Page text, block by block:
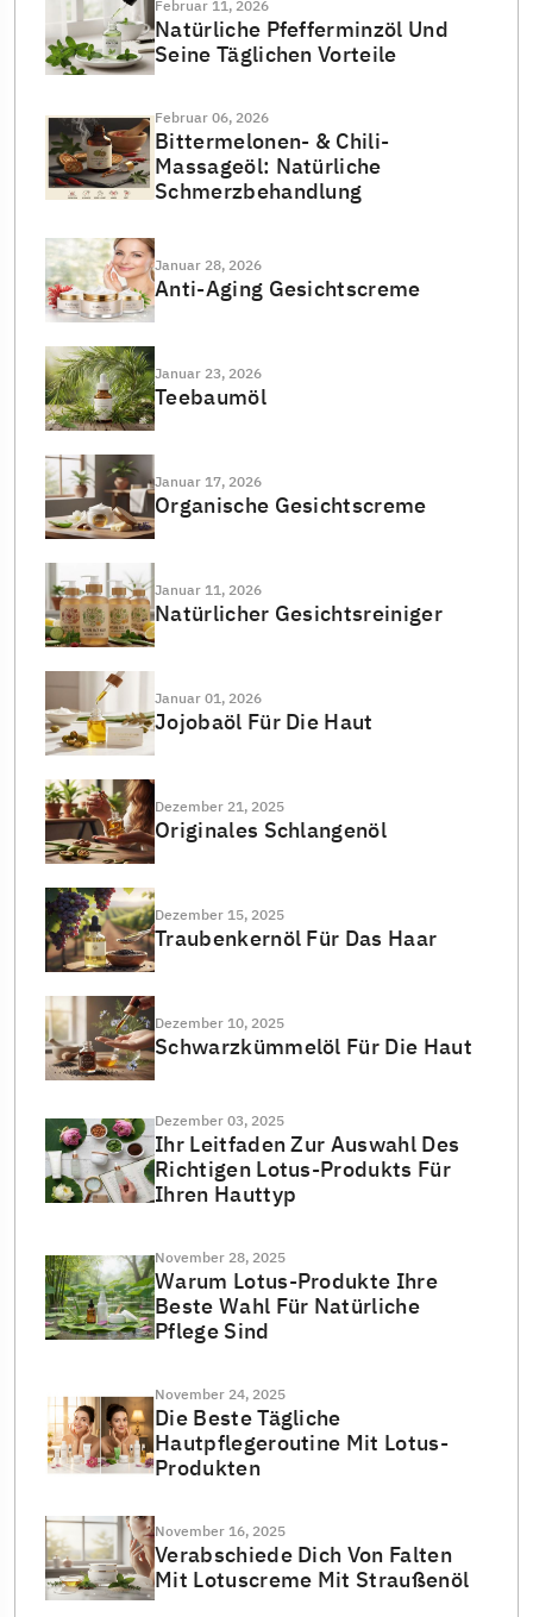
Februar 11, 2026
Natürliche Pfefferminzöl Und
Seine Täglichen Vorteile
Februar 06, 2026
Bittermelonen- & Chili-
Massageöl: Natürliche
Schmerzbehandlung
Januar 28, 2026
Anti-Aging Gesichtscreme
Januar 23, 2026
Teebaumöl
Januar 17, 2026
Organische Gesichtscreme
Januar 11, 2026
Natürlicher Gesichtsreiniger
Januar 01, 2026
Jojobaöl Für Die Haut
Dezember 21, 2025
Originales Schlangenöl
Dezember 15, 2025
Traubenkernöl Für Das Haar
Dezember 10, 2025
Schwarzkümmelöl Für Die Haut
Dezember 03, 2025
Ihr Leitfaden Zur Auswahl Des
Richtigen Lotus-Produkts Für
Ihren Hauttyp
November 28, 2025
Warum Lotus-Produkte Ihre
Beste Wahl Für Natürliche
Pflege Sind
November 24, 2025
Die Beste Tägliche
Hautpflegeroutine Mit Lotus-
Produkten
November 16, 2025
Verabschiede Dich Von Falten
Mit Lotuscreme Mit Straußenöl